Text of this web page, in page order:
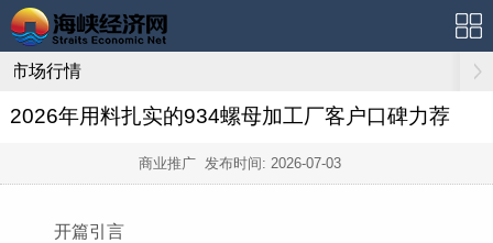
市场行情
2026年用料扎实的934螺母加工厂客户口碑力荐
商业推广 发布时间: 2026-07-03
开篇引言